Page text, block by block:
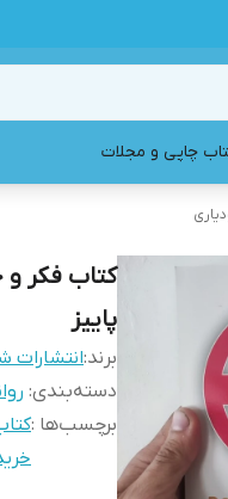
چاپی و مجلات
کتاب فکر و
پاییز
برند:انتشارات
دسته‌بندی:
برچسب‌ها :